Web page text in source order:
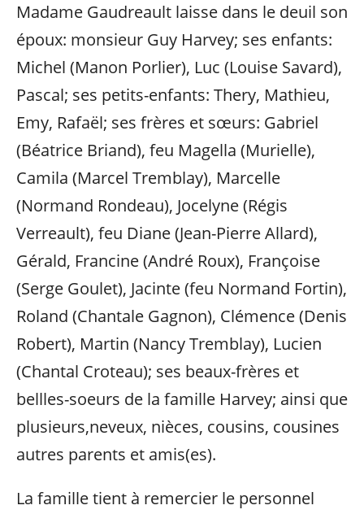
Madame Gaudreault laisse dans le deuil son
époux: monsieur Guy Harvey; ses enfants:
Michel (Manon Porlier), Luc (Louise Savard),
Pascal; ses petits-enfants: Thery, Mathieu,
Emy, Rafaël; ses frères et sœurs: Gabriel
(Béatrice Briand), feu Magella (Murielle),
Camila (Marcel Tremblay), Marcelle
(Normand Rondeau), Jocelyne (Régis
Verreault), feu Diane (Jean-Pierre Allard),
Gérald, Francine (André Roux), Françoise
(Serge Goulet), Jacinte (feu Normand Fortin),
Roland (Chantale Gagnon), Clémence (Denis
Robert), Martin (Nancy Tremblay), Lucien
(Chantal Croteau); ses beaux-frères et
bellles-soeurs de la famille Harvey; ainsi que
plusieurs,neveux, nièces, cousins, cousines
autres parents et amis(es).
La famille tient à remercier le personnel